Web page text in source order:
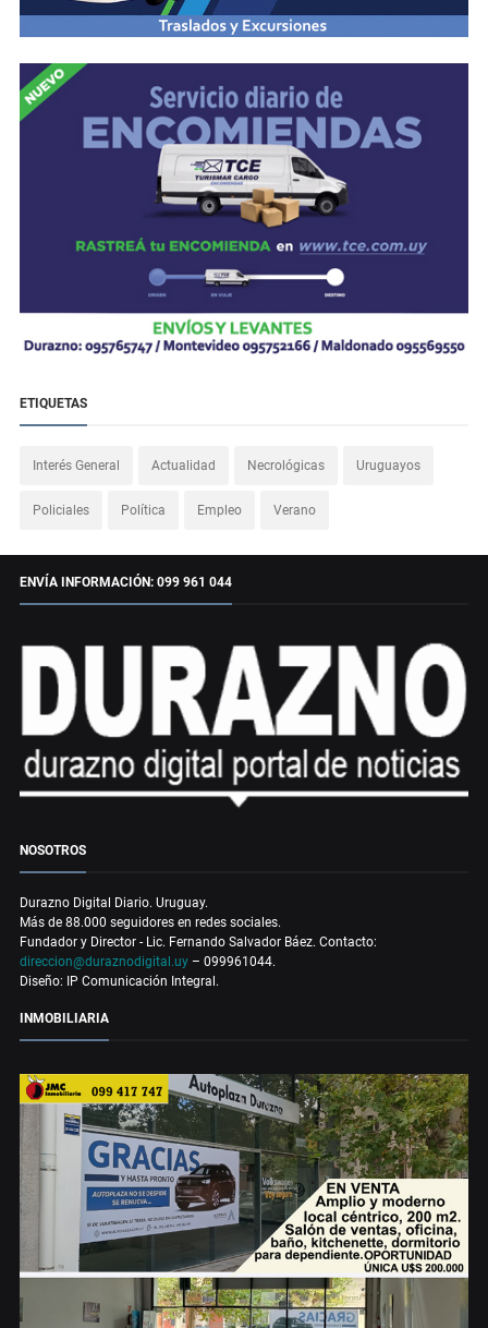
ETIQUETAS
Interés General Actualidad Necrológicas Uruguayos
Policiales Política Empleo Verano
ENVÍA INFORMACIÓN: 099 961 044
NOSOTROS
Durazno Digital Diario. Uruguay.
Más de 88.000 seguidores en redes sociales.
Fundador y Director - Lic. Fernando Salvador Báez. Contacto:
direccion@duraznodigital.uy – 099961044.
Diseño: IP Comunicación Integral.
INMOBILIARIA